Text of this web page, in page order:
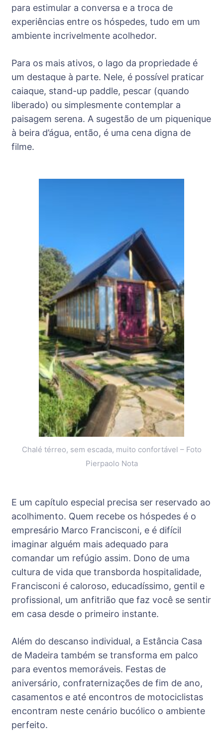
para estimular a conversa e a troca de
experiências entre os hóspedes, tudo em um
ambiente incrivelmente acolhedor.
Para os mais ativos, o lago da propriedade é
um destaque à parte. Nele, é possível praticar
caiaque, stand-up paddle, pescar (quando
liberado) ou simplesmente contemplar a
paisagem serena. A sugestão de um piquenique
à beira d’água, então, é uma cena digna de
filme.
Chalé térreo, sem escada, muito confortável – Foto
Pierpaolo Nota
E um capítulo especial precisa ser reservado ao
acolhimento. Quem recebe os hóspedes é o
empresário Marco Francisconi, e é difícil
imaginar alguém mais adequado para
comandar um refúgio assim. Dono de uma
cultura de vida que transborda hospitalidade,
Francisconi é caloroso, educadíssimo, gentil e
profissional, um anfitrião que faz você se sentir
em casa desde o primeiro instante.
Além do descanso individual, a Estância Casa
de Madeira também se transforma em palco
para eventos memoráveis. Festas de
aniversário, confraternizações de fim de ano,
casamentos e até encontros de motociclistas
encontram neste cenário bucólico o ambiente
perfeito.